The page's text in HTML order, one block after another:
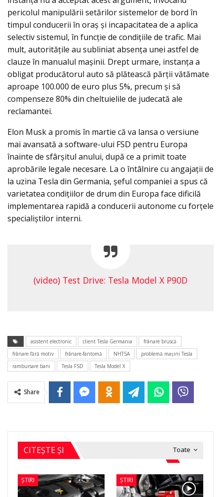
pericolul manipulării setărilor sistemelor de bord în
timpul conducerii în oraș și incapacitatea de a aplica
selectiv sistemul, în funcție de condițiile de trafic. Mai
mult, autoritățile au subliniat absența unei astfel de
clauze în manualul maşinii. Drept urmare, instanța a
obligat producătorul auto să plătească părții vătămate
aproape 100.000 de euro plus 5%, precum și să
compenseze 80% din cheltuielile de judecată ale
reclamantei.
Elon Musk a promis în martie că va lansa o versiune
mai avansată a software-ului FSD pentru Europa
înainte de sfârșitul anului, după ce a primit toate
aprobările legale necesare. La o întâlnire cu angajații de
la uzina Tesla din Germania, șeful companiei a spus că
varietatea condițiilor de drum din Europa face dificilă
implementarea rapidă a conducerii autonome cu forțele
specialiștilor interni.
(video) Test Drive: Tesla Model X P90D
asistent electronic client Tesla Germania
frânare bruscă
frânare fără motiv
frânare-fantomă NHTSA
problemă maşini Tesla
rambursare bani
Tesla FSD Tesla Model X
Share
Toate
CITEȘTE ȘI
ȘTIRI ȘTIRI